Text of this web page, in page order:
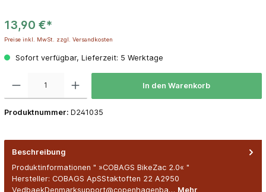
13,90 €*
Preise inkl. MwSt. zzgl. Versandkosten
Sofort verfügbar, Lieferzeit: 5 Werktage
In den Warenkorb
Produktnummer: D241035
Beschreibung
Produktinformationen " »COBAGS BikeZac 2.0« "
Hersteller: COBAGS ApSStaktoften 22 A2950
VedbaekDenmarksupport@copenhagenba… Mehr